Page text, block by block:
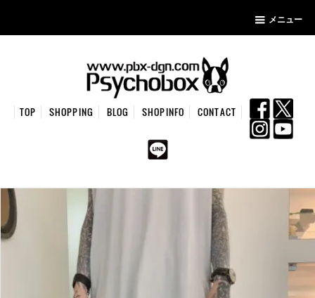
メニュー
TOP SHOPPING BLOG SHOPINFO CONTACT